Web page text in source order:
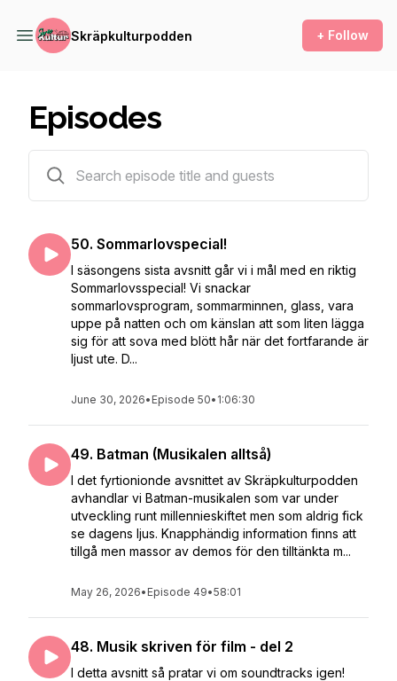
Skräpkulturpodden + Follow
Episodes
50. Sommarlovspecial!
I säsongens sista avsnitt går vi i mål med en riktig
Sommarlovsspecial! Vi snackar
sommarlovsprogram, sommarminnen, glass, vara
uppe på natten och om känslan att som liten lägga
sig för att sova med blött hår när det fortfarande är
ljust ute. D...
June 30, 2026• Episode 50• 1:06:30
49. Batman (Musikalen alltså)
I det fyrtionionde avsnittet av Skräpkulturpodden
avhandlar vi Batman-musikalen som var under
utveckling runt millennieskiftet men som aldrig fick
se dagens ljus. Knapphändig information finns att
tillgå men massor av demos för den tilltänkta m...
May 26, 2026• Episode 49•58:01
48. Musik skriven för film - del 2
I detta avsnitt så pratar vi om soundtracks igen!